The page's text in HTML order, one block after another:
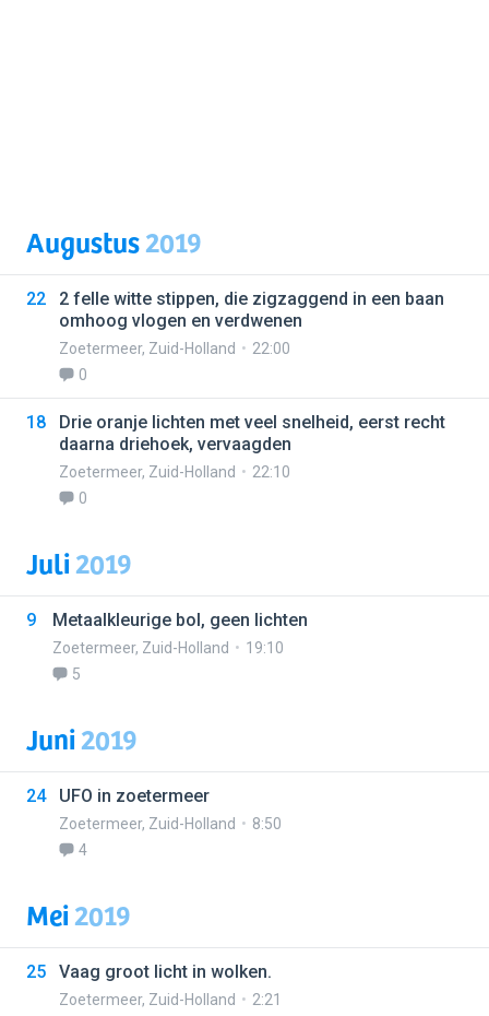
Augustus2019
22
2 felle witte stippen, die zigzaggend in een baan
omhoog vlogen en verdwenen
Zoetermeer, Zuid-Holland
22:00
0
18
Drie oranje lichten met veel snelheid, eerst recht
daarna driehoek, vervaagden
Zoetermeer, Zuid-Holland
22:10
0
Juli2019
9 Metaalkleurige bol, geen lichten
Zoetermeer, Zuid-Holland
19:10
5
Juni2019
24 UFO in zoetermeer
Zoetermeer, Zuid-Holland
8:50
4
Mei2019
25 Vaag groot licht in wolken.
Zoetermeer, Zuid-Holland
2:21